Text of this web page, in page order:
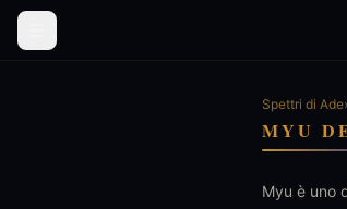
Spettri di Ade›
MYU
Myu è uno